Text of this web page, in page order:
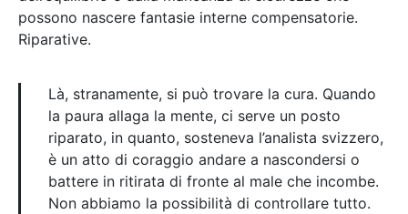
possono nascere fantasie interne compensatorie.
Riparative.
Là, stranamente, si può trovare la cura. Quando
la paura allaga la mente, ci serve un posto
riparato, in quanto, sosteneva l’analista svizzero,
è un atto di coraggio andare a nascondersi o
battere in ritirata di fronte al male che incombe.
Non abbiamo la possibilità di controllare tutto.